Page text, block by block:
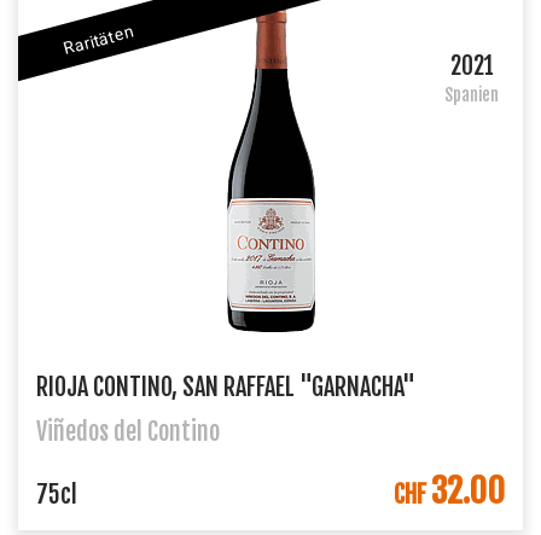
Raritäten
2021
Spanien
RIOJA CONTINO, SAN RAFFAEL "GARNACHA"
Viñedos del Contino
IN DEN WARENKORB
75cl CHF32.00